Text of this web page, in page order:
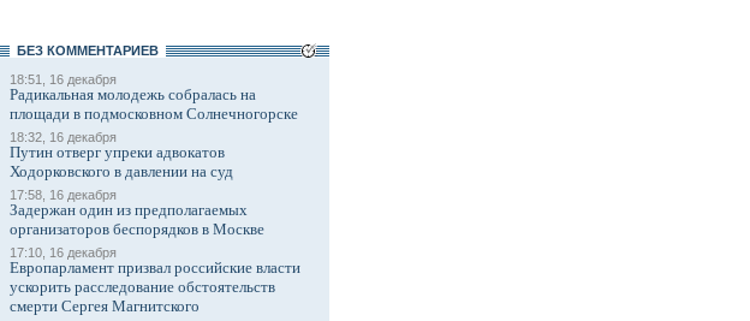
БЕЗ КОМMЕНТАРИЕВ
18:51, 16 декабря
Радикальная молодежь собралась на
площади в подмосковном Солнечногорске
18:32, 16 декабря
Путин отверг упреки адвокатов
Ходорковского в давлении на суд
17:58, 16 декабря
Задержан один из предполагаемых
организаторов беспорядков в Москве
17:10, 16 декабря
Европарламент призвал российские власти
ускорить расследование обстоятельств
смерти Сергея Магнитского